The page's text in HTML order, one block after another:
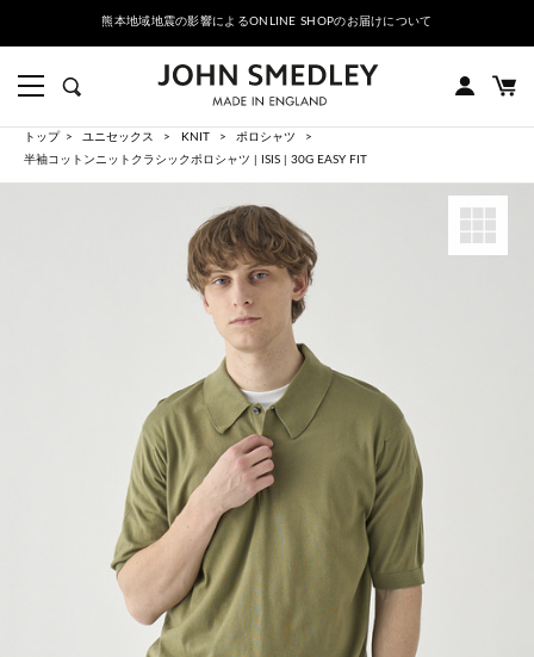
熊本地域地震の影響によるONLINE SHOPのお届けについて
トップ ユニセックス KNIT
ポロシャツ
半袖コットンニットクラシックポロシャツ | ISIS | 30G EASY FIT